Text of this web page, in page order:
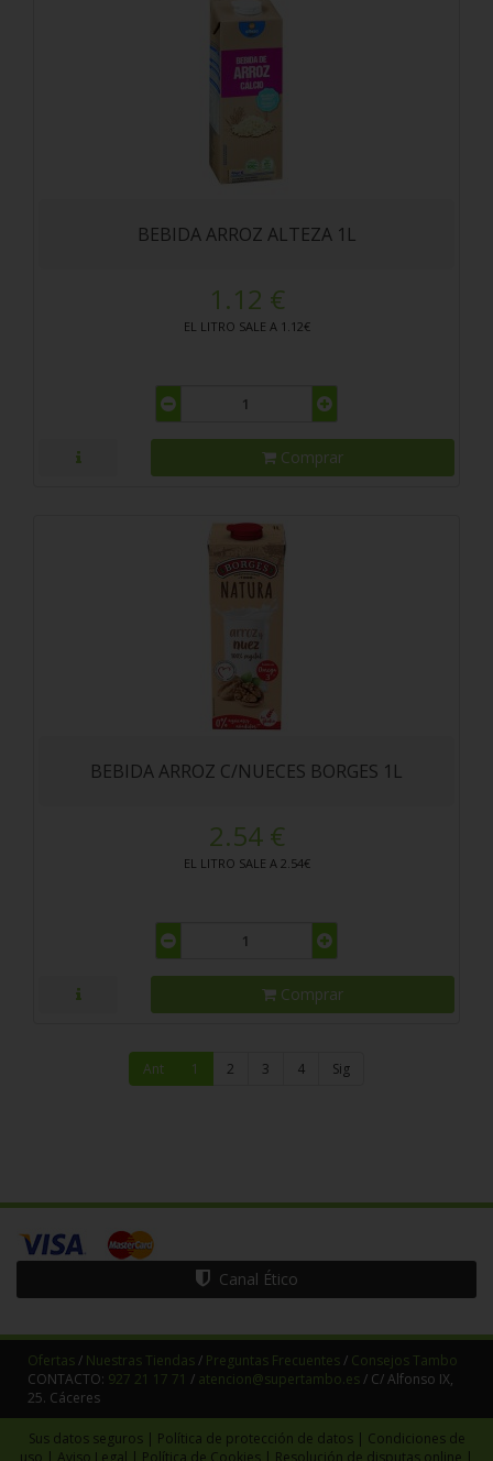
BEBIDA ARROZ ALTEZA 1L
1.12 €
EL LITRO SALE A 1.12€
Comprar
BEBIDA ARROZ C/NUECES BORGES 1L
2.54 €
EL LITRO SALE A 2.54€
Comprar
Ant 1 2 3 4 Sig
Canal Ético
Ofertas/ Nuestras Tiendas/ Preguntas Frecuentes/ Consejos Tambo
CONTACTO: 927 21 17 71 / atencion@supertambo.es/ C/ Alfonso IX,
25. Cáceres
Sus datos seguros| Política de protección de datos| Condiciones de
uso | Aviso Legal | Política de Cookies | Resolución de disputas online |